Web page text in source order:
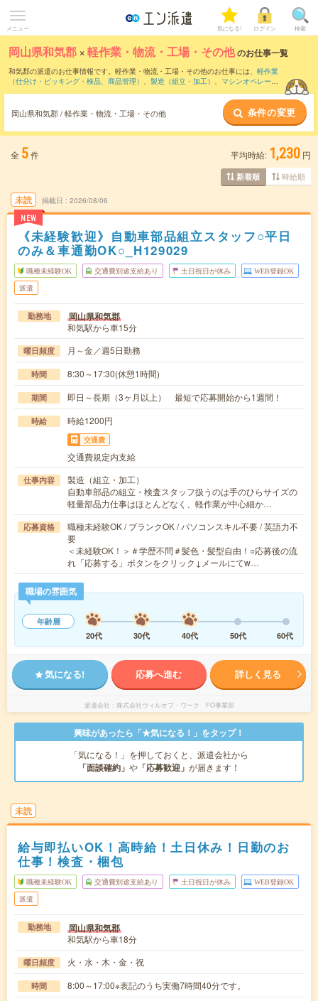
メニュー 気になる! ログイン 検索
岡山県和気郡 ×軽作業・物流・工場・その他のお仕事一覧
和気郡の派遣のお仕事情報です。軽作業・物流・工場・その他のお仕事には、 軽作業
（仕分け・ピッキング・検品、商品管理） 、 製造（組立・加工） 、 マシンオペレータ
岡山県和気郡 / 軽作業・物流・工場・その他 条件の変更
全 5件 平均時給: 1,230 円
新着順 時給順
未読
NEW
掲載日 2026/08/06
《未経験歓迎》自動車部品組立スタッフ○平日
のみ＆車通勤OK○_H129029
職種未経験OK 交通費別途支給あり 土日祝日が休み WEB登録OK
派遣
勤務地 岡山県和気郡
和気駅から車15分
曜日頻度 月～金／週5日勤務
時間 8:30～17:30(休憩1時間)
期間 即日～長期（3ヶ月以上） 最短で応募開始から1週間！
時給 時給1200円
交通費
交通費規定内支給
仕事内容
製造（組立・加工）
自動車部品の組立・検査スタッフ扱うのは手のひらサイズの
軽量部品力仕事はほとんどなく、軽作業が中心細か…
応募資格
職種未経験OK / ブランクOK / パソコンスキル不要 / 英語力不
要
＜未経験OK！＞＃学歴不問＃髪色・髪型自由！○応募後の流
れ「応募する」ボタンをクリック↓メールにてw…
職場の雰囲気
年齢層
20代
30代 40代 50代 60代
気になる! 応募へ進む 詳しく見る
派遣会社 株式会社ウィルオブ・ワーク FO事業部
興味があったら「★気になる！」をタップ！
「気になる！」を押しておくと、派遣会社から
「面談確約」 や 「応募歓迎」 が届きます！
未読
給与即払いOK！高時給！土日休み！日勤のお
仕事！検査・梱包
職種未経験OK 交通費別途支給あり 土日祝日が休み WEB登録OK
派遣
勤務地 岡山県和気郡
和気駅から車18分
曜日頻度 火・水・木・金・祝
時間 8:00～17:00※表記のうち実働7時間40分です。